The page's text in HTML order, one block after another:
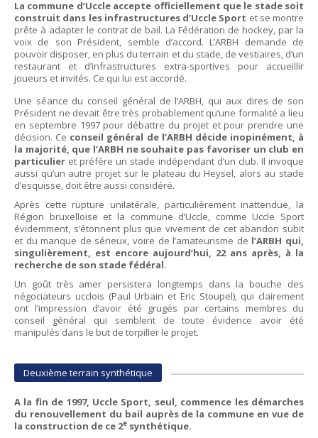
La commune d’Uccle accepte officiellement que le stade soit
construit dans les infrastructures d’Uccle Sport et se montre
prête à adapter le contrat de bail. La Fédération de hockey, par la
voix de son Président, semble d’accord. L’ARBH demande de
pouvoir disposer, en plus du terrain et du stade, de vestiaires, d’un
restaurant et d’infrastructures extra-sportives pour accueillir
joueurs et invités. Ce qui lui est accordé.
Une séance du conseil général de l’ARBH, qui aux dires de son
Président ne devait être très probablement qu’une formalité a lieu
en septembre 1997 pour débattre du projet et pour prendre une
décision. Ce conseil général de l’ARBH décide inopinément, à
la majorité, que l’ARBH ne souhaite pas favoriser un club en
particulier et préfère un stade indépendant d’un club. Il invoque
aussi qu’un autre projet sur le plateau du Heysel, alors au stade
d’esquisse, doit être aussi considéré.
Après cette rupture unilatérale, particulièrement inattendue, la
Région bruxelloise et la commune d’Uccle, comme Uccle Sport
évidemment, s’étonnent plus que vivement de cet abandon subit
et du manque de sérieux, voire de l’amateurisme de l’ARBH qui,
singulièrement, est encore aujourd’hui, 22 ans après, à la
recherche de son stade fédéral.
Un goût très amer persistera longtemps dans la bouche des
négociateurs ucclois (Paul Urbain et Eric Stoupel), qui clairement
ont l’impression d’avoir été grugés par certains membres du
conseil général qui semblent de toute évidence avoir été
manipulés dans le but de torpiller le projet.
Deuxième terrain synthétique
A la fin de 1997, Uccle Sport, seul, commence les démarches
du renouvellement du bail auprès de la commune en vue de
la construction de ce 2e synthétique.